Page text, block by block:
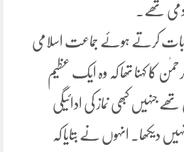
تھے۔
کرتے ہوئے جماعت اسلامی
کا کہنا تھا کہ وہ ایک عظیم
جنہیں کبھی نماز کی ادائیگی
انہوں نے بتایا کہ